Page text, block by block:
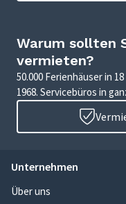
Warum sollten
vermieten?
50.000 Ferienhäuser in
1968. Servicebüros in
Unternehmen
Über uns